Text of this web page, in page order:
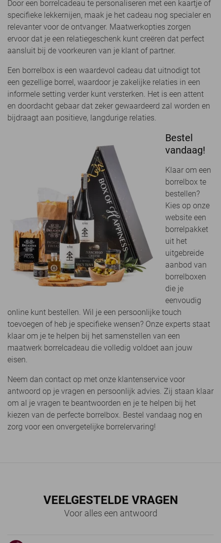
Door een borrelcadeau te personaliseren met een kaartje of
specifieke lekkernijen, maak je het cadeau nog specialer en
relevanter voor de ontvanger. Maatwerkopties zorgen
ervoor dat je een relatiegeschenk kunt creëren dat perfect
aansluit bij de voorkeuren van je klant of partner.
Een borrelbox is een waardevol cadeau dat uitnodigt tot
een gezellige borrel, waardoor je zakelijke relaties in een
informele setting verder kunt versterken. Het is een attent
en doordacht gebaar dat zeker gewaardeerd zal worden en
bijdraagt aan positieve, langdurige relaties.
Bestel
vandaag!
Klaar om een
borrelbox te
bestellen?
Kies op onze
website een
borrelpakket
uit het
uitgebreide
aanbod van
borrelboxen
die je
eenvoudig
online kunt bestellen. Wil je een persoonlijke touch
toevoegen of heb je specifieke wensen? Onze experts staat
klaar om je te helpen bij het samenstellen van een
maatwerk borrelcadeau die volledig voldoet aan jouw
eisen.
Neem dan contact op met onze klantenservice voor
antwoord op je vragen en persoonlijk advies. Zij staan klaar
om al je vragen te beantwoorden en je te helpen bij het
kiezen van de perfecte borrelbox. Bestel vandaag nog en
zorg voor een onvergetelijke borrelervaring!
VEELGESTELDE VRAGEN
Voor alles een antwoord